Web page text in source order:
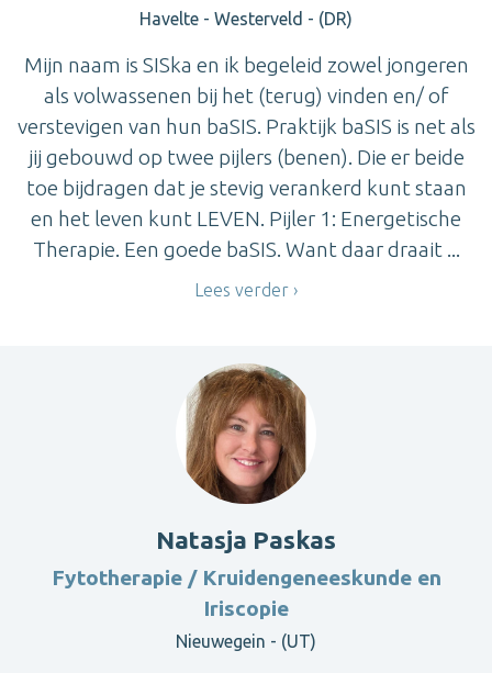
Havelte - Westerveld - (DR)
Mijn naam is SISka en ik begeleid zowel jongeren
als volwassenen bij het (terug) vinden en/ of
verstevigen van hun baSIS. Praktijk baSIS is net als
jij gebouwd op twee pijlers (benen). Die er beide
toe bijdragen dat je stevig verankerd kunt staan
en het leven kunt LEVEN. Pijler 1: Energetische
Therapie. Een goede baSIS. Want daar draait ...
Lees verder
Natasja Paskas
Fytotherapie / Kruidengeneeskunde en
Iriscopie
Nieuwegein - (UT)